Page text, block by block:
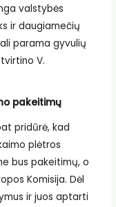
valstybės
ir daugiamečių
parama gyvulių
V.
pakeitimų
pridūrė, kad
plėtros
bus pakeitimų, o
Komisija. Dėl
ir juos aptarti